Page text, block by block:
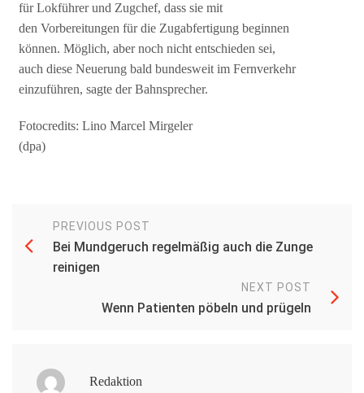
für Lokführer und Zugchef, dass sie mit
den Vorbereitungen für die Zugabfertigung beginnen
können. Möglich, aber noch nicht entschieden sei,
auch diese Neuerung bald bundesweit im Fernverkehr
einzuführen, sagte der Bahnsprecher.
Fotocredits: Lino Marcel Mirgeler
(dpa)
PREVIOUS POST
Bei Mundgeruch regelmäßig auch die Zunge
reinigen
NEXT POST
Wenn Patienten pöbeln und prügeln
Redaktion